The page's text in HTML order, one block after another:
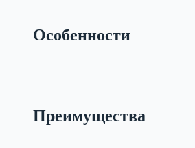
Особенности
Преимущества